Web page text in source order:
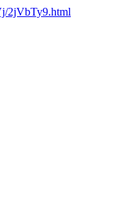
2jVbTy9.html